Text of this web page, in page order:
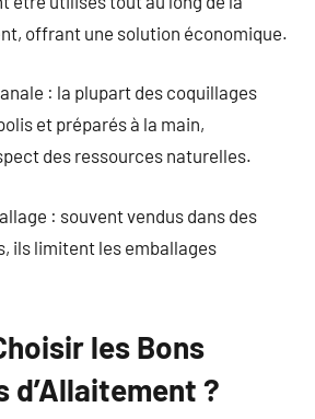
offrant une solution économique.
: la plupart des coquillages
et préparés à la main,
des ressources naturelles.
: souvent vendus dans des
ils limitent les emballages
les Bons
d’Allaitement ?